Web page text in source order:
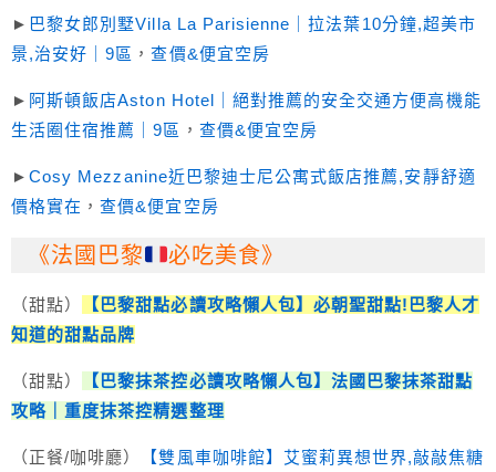
► 巴黎女郎別墅Villa La Parisienne｜拉法葉10分鐘,超美市
景,治安好｜9區 ，查價&便宜空房
► 阿斯頓飯店Aston Hotel｜絕對推薦的安全交通方便高機能
生活圈住宿推薦｜9區 ， 查價&便宜空房
►Cosy Mezzanine近巴黎迪士尼公寓式飯店推薦,安靜舒適
價格實在 ，查價&便宜空房
《法國巴黎 必吃美食》
（甜點） 【巴黎甜點必讀攻略懶人包】必朝聖甜點!巴黎人才
知道的甜點品牌
（甜點）
【巴黎抹茶控必讀攻略懶人包】法國巴黎抹茶甜點
攻略｜重度抹茶控精選整理
（正餐/咖啡廳） 【雙風車咖啡館】艾蜜莉異想世界,敲敲焦糖